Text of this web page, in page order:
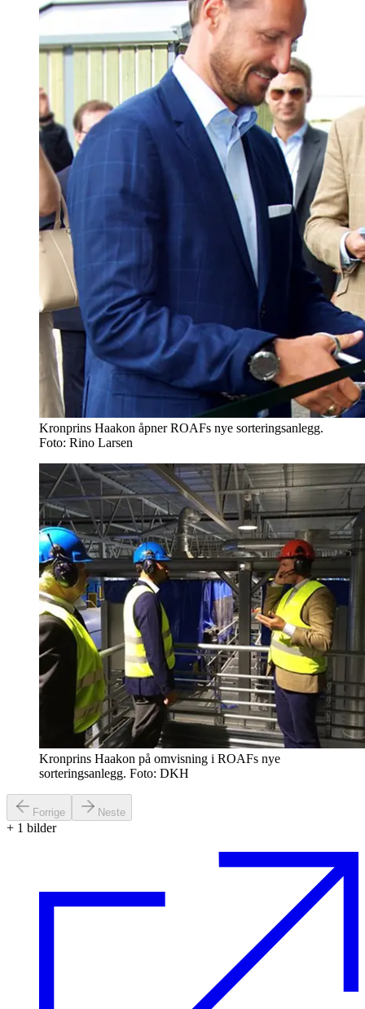
Kronprins Haakon åpner ROAFs nye sorteringsanlegg.
Foto: Rino Larsen
Kronprins Haakon på omvisning i ROAFs nye
sorteringsanlegg. Foto: DKH
Forrige Neste
+ 1 bilder